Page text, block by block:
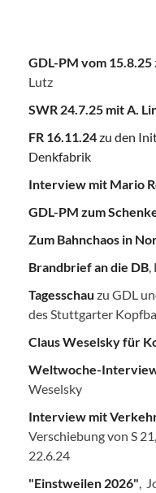
GDL-PM vom 15.8.25
Lutz
SWR 24.7.25 mit A.
FR 16.11.24zu den
Denkfabrik
Interview mit Mario
GDL-PM zum
Zum Bahnchaos in
Brandbrief an die DB
Tagesschau zu GDL
des Stuttgarter
Claus Weselsky für
Weltwoche-
Weselsky
Interview mit
Verschiebung von S
22.6.24
"Einstweilen 2026" ,